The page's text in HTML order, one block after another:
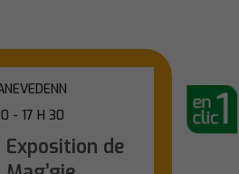
- 17 H 30
Exposition de